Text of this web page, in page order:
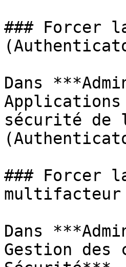
### Forcer
Dans
sécurité de
### Forcer
Dans
Gestion des